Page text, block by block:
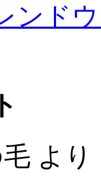
ンド
より